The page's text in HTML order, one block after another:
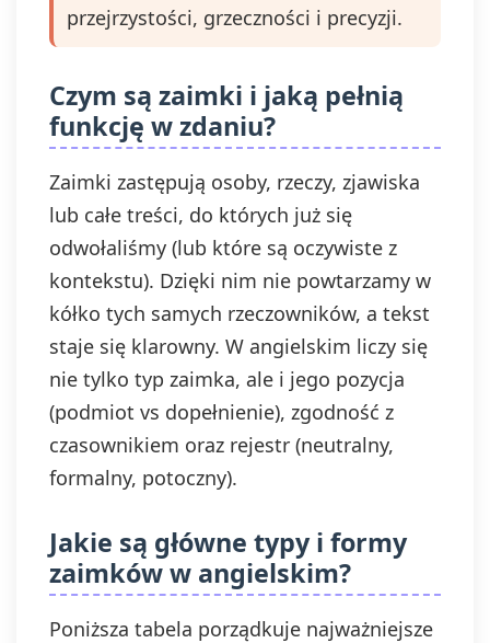
przejrzystości, grzeczności i precyzji.
Czym są zaimki i jaką pełnią
funkcję w zdaniu?
Zaimki zastępują osoby, rzeczy, zjawiska
lub całe treści, do których już się
odwołaliśmy (lub które są oczywiste z
kontekstu). Dzięki nim nie powtarzamy w
kółko tych samych rzeczowników, a tekst
staje się klarowny. W angielskim liczy się
nie tylko typ zaimka, ale i jego pozycja
(podmiot vs dopełnienie), zgodność z
czasownikiem oraz rejestr (neutralny,
formalny, potoczny).
Jakie są główne typy i formy
zaimków w angielskim?
Poniższa tabela porządkuje najważniejsze